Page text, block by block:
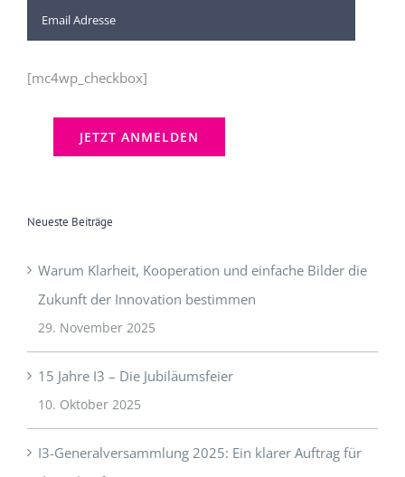
[mc4wp_checkbox]
29. November 2025
15 Jahre I3 – Die Jubiläumsfeier
10. Oktober 2025
I3-Generalversammlung 2025: Ein klarer Auftrag für
die Zukunft
9. Oktober 2025